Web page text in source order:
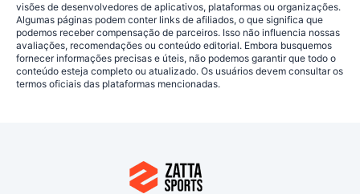
visões de desenvolvedores de aplicativos, plataformas ou organizações.
Algumas páginas podem conter links de afiliados, o que significa que
podemos receber compensação de parceiros. Isso não influencia nossas
avaliações, recomendações ou conteúdo editorial. Embora busquemos
fornecer informações precisas e úteis, não podemos garantir que todo o
conteúdo esteja completo ou atualizado. Os usuários devem consultar os
termos oficiais das plataformas mencionadas.